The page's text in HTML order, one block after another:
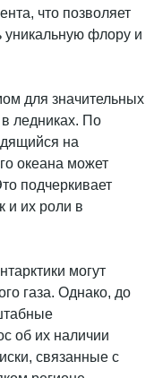
что позволяет
уникальную флору и
для значительных
ледниках. По
на
океана может
подчеркивает
и их роли в
могут
газа. Однако, до
об их наличии
связанные с